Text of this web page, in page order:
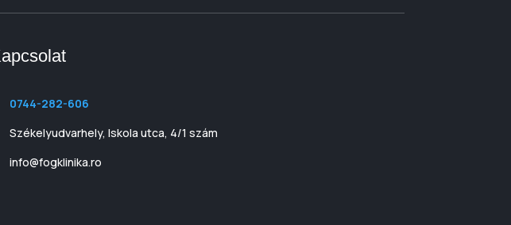
0744-282-606
Székelyudvarhely, Iskola utca, 4/1 szám
info@fogklinika.ro